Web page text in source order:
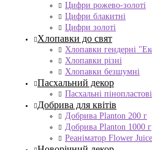
Цифри рожево-золоті
Цифри блакитні
Цифри золоті
Хлопавки до свят
Хлопавки гендерні
Хлопавки різні
Хлопавки безшумні
Пасхальний декор
Пасхальні
Добрива для квітів
Добрива Planton 200 г
Добрива Planton 1000 г
Реаніматор Flower Juice